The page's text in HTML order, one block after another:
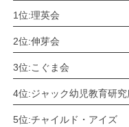
1位:理英会
2位:伸芽会
3位:こぐま会
4位:ジャック幼児教育研究
5位:チャイルド・アイズ